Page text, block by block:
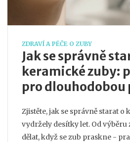
ZDRAVÍ A PÉČE O ZUBY
Jak se správně
keramické zuby:
pro dlouhodobou
Zjistěte, jak se správně starat o
vydržely desítky let. Od výběru
dělat, když se zub praskne -